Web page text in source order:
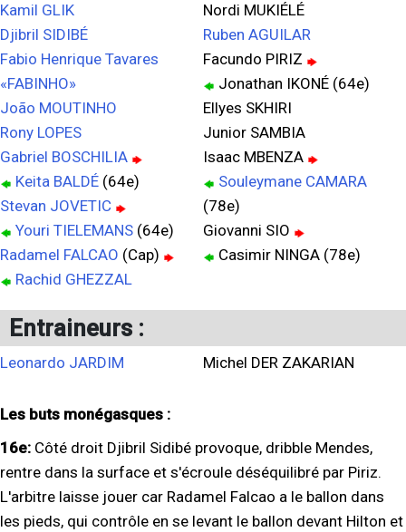
Kamil GLIK
Djibril SIDIBÉ
Fabio Henrique Tavares
«FABINHO»
João MOUTINHO
Rony LOPES
Gabriel BOSCHILIA
Keita BALDÉ (64e)
Stevan JOVETIC
Youri TIELEMANS (64e)
Radamel FALCAO (Cap)
Rachid GHEZZAL
Nordi MUKIÉLÉ
Ruben AGUILAR
Facundo PIRIZ
Jonathan IKONÉ (64e)
Ellyes SKHIRI
Junior SAMBIA
Isaac MBENZA
Souleymane CAMARA
(78e)
Giovanni SIO
Casimir NINGA (78e)
Entraineurs :
Leonardo JARDIM Michel DER ZAKARIAN
Les buts monégasques :
16e: Côté droit Djibril Sidibé provoque, dribble Mendes,
rentre dans la surface et s'écroule déséquilibré par Piriz.
L'arbitre laisse jouer car Radamel Falcao a le ballon dans
les pieds, qui contrôle en se levant le ballon devant Hilton et